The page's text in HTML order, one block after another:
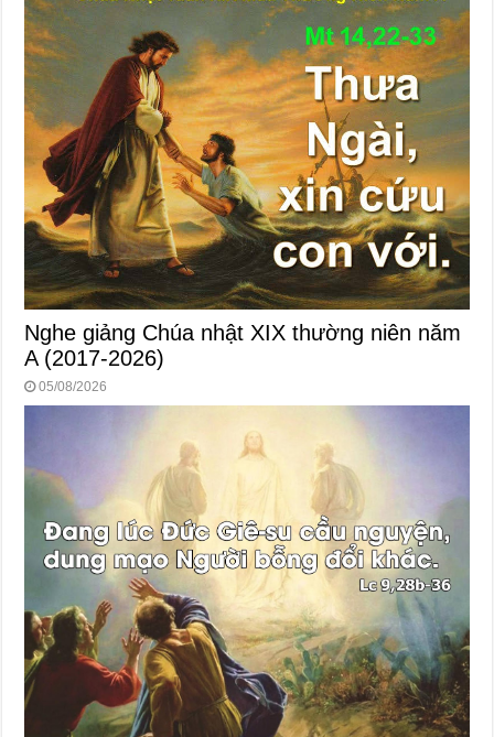
Nghe giảng Chúa nhật XIX thường niên năm
A (2017-2026)
05/08/2026